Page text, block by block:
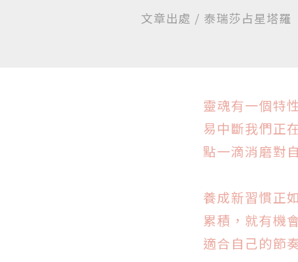
文章出處 / 泰瑞莎占星塔羅
靈魂有一個特
易中斷我們正
點一滴消磨對
養成新習慣正
累積，就有機
適合自己的節